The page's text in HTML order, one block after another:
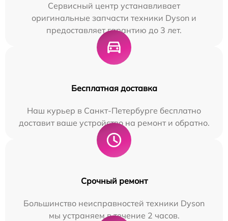
Сервисный центр устанавливает
оригинальные запчасти техники Dyson и
предоставляет гарантию до 3 лет.
Бесплатная доставка
Наш курьер в Санкт-Петербурге бесплатно
доставит ваше устройство на ремонт и обратно.
Срочный ремонт
Большинство неисправностей техники Dyson
мы устраняем в течение 2 часов.